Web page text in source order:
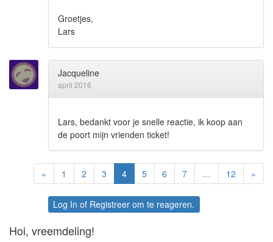
Groetjes,
Lars
Jacqueline
april 2016
Lars, bedankt voor je snelle reactie, ik koop aan
de poort mijn vrienden ticket!
« 1 2 3 4 5 6 7 … 12 »
Log In of Registreer om te reageren.
Hoi, vreemdeling!